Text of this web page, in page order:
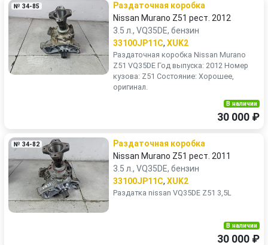
№ 34-85
Раздаточная коробка
Nissan Murano Z51 рест. 2012
3.5 л., VQ35DE, бензин
33100JP11C, XUK2
Раздаточная коробка Nissan Murano
Z51 VQ35DE Год выпуска: 2012 Номер
кузова: Z51 Состояние: Хорошее,
оригинал.
В наличии
30 000 ₽
№ 34-82
Раздаточная коробка
Nissan Murano Z51 рест. 2011
3.5 л., VQ35DE, бензин
33100JP11C, XUK2
Раздатка nissan VQ35DE Z51 3,5L
В наличии
30 000 ₽